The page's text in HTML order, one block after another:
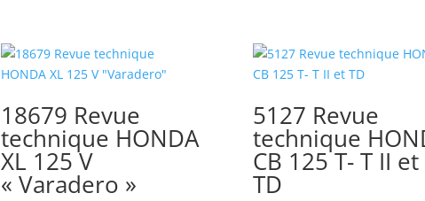
18679 Revue
technique HONDA
XL 125 V
« Varadero »
5127 Revue
technique
CB 125 T- T II et
TD